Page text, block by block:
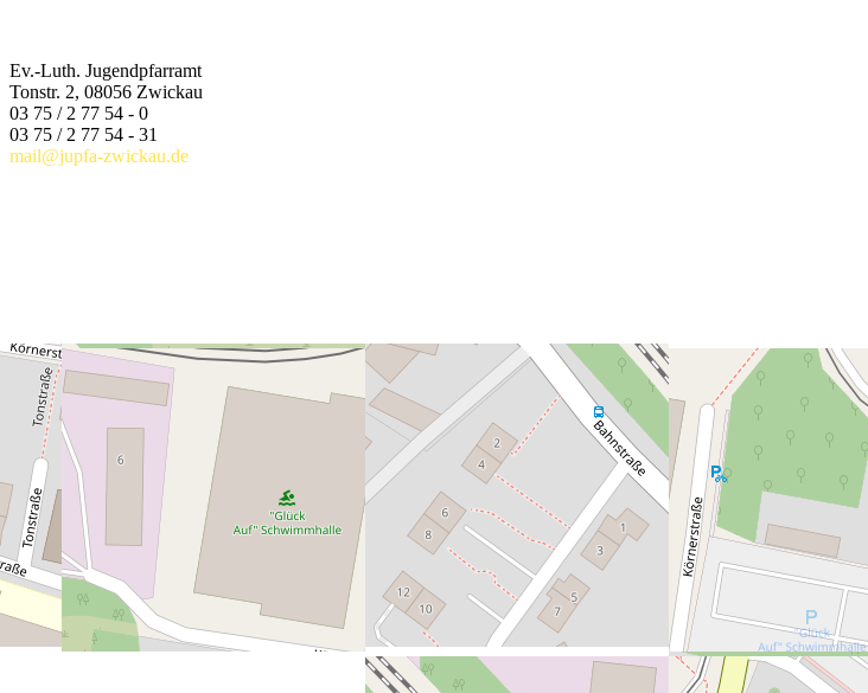
Ev.-Luth. Jugendpfarramt
Tonstr. 2, 08056 Zwickau
03 75 / 2 77 54 - 0
03 75 / 2 77 54 - 31
mail@jupfa-zwickau.de